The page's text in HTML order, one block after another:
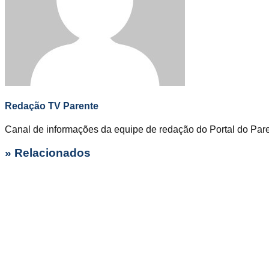
Redação TV Parente
Canal de informações da equipe de redação do Portal do
» Relacionados